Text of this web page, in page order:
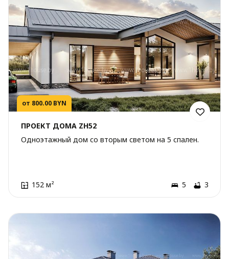
от 800.00 BYN
ПРОЕКТ ДОМА ZH52
Одноэтажный дом со вторым светом на 5 спален.
152 м² 5 3